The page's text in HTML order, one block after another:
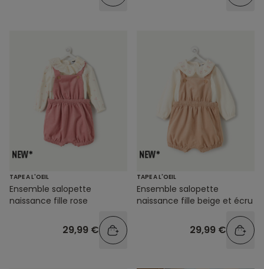
TAPE A L'OEIL
Ensemble salopette
naissance fille rose
29,99 €
TAPE A L'OEIL
Ensemble salopette
naissance fille beige et écru
29,99 €